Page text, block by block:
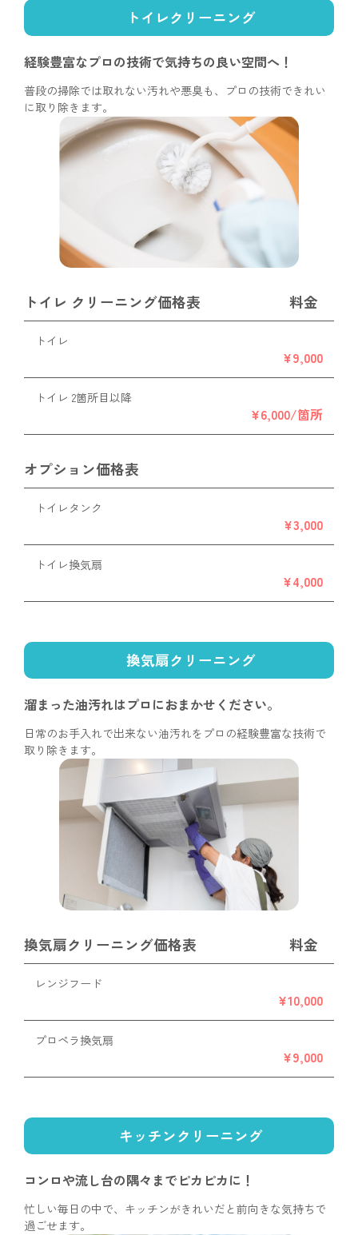
トイレクリーニング
経験豊富なプロの技術で気持ちの良い空間へ！
普段の掃除では取れない汚れや悪臭も、プロの技術できれい
に取り除きます。
トイレ クリーニング価格表 料金
トイレ
¥9,000
トイレ 2箇所目以降
¥6,000/箇所
オプション価格表
トイレタンク
¥3,000
トイレ換気扇
¥4,000
換気扇クリーニング
溜まった油汚れはプロにおまかせください。
日常のお手入れで出来ない油汚れをプロの経験豊富な技術で
取り除きます。
換気扇クリーニング価格表 料金
レンジフード
¥10,000
プロペラ換気扇
¥9,000
キッチンクリーニング
コンロや流し台の隅々までピカピカに！
忙しい毎日の中で、キッチンがきれいだと前向きな気持ちで
過ごせます。